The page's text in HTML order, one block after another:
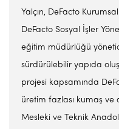
Yalçın, DeFacto
DeFacto Sosyal İşler
eğitim müdürlüğü
sürdürülebilir yapıda
projesi kapsamında
üretim fazlası kumaş ve
Mesleki ve Teknik